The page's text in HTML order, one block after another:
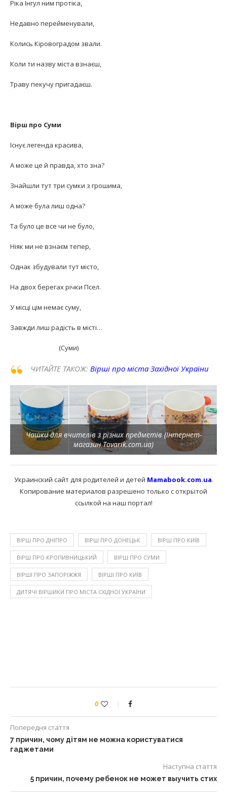
Ріка Інгул ним протіка,
Недавно перейменували,
Колись Кіровоградом звали.
Коли ти назву міста взнаєш,
Траву пекучу пригадаєш.
Вірш про Суми
Існує легенда красива,
А може це й правда, хто зна?
Знайшли тут три сумки з грошима,
А може була лиш одна?
Та було це все чи не було,
Ніяк ми не взнаєм тепер,
Однак збудували тут місто,
На двох берегах річки Псел.
У місці цім немає суму,
Завжди лиш радість в місті…
(Суми)
ЧИТАЙТЕ ТАКОЖ: Вірші про міста Західної України
Чашки для вчителів з різних предметів (Інтернет-
магазин Tovarik.com.ua)
Украинский сайт для родителей и детей Mamabook.com.ua.
Копирование материалов разрешено только с открытой
ссылкой на наш портал!
ВІРШ ПРО ДНІПРО ВІРШ ПРО ДОНЕЦЬК ВІРШ ПРО КИЇВ
ВІРШ ПРО КРОПИВНИЦЬКИЙ ВІРШ ПРО СУМИ
ВІРШІ ПРО ЗАПОРІЖЖЯ ВІРШІ ПРО КИЇВ
ДИТЯЧІ ВІРШИКИ ПРО МІСТА СХІДНОЇ УКРАЇНИ
0
Попередня стаття
7 причин, чому дітям не можна користуватися
гаджетами
Наступна стаття
5 причин, почему ребенок не может выучить стих